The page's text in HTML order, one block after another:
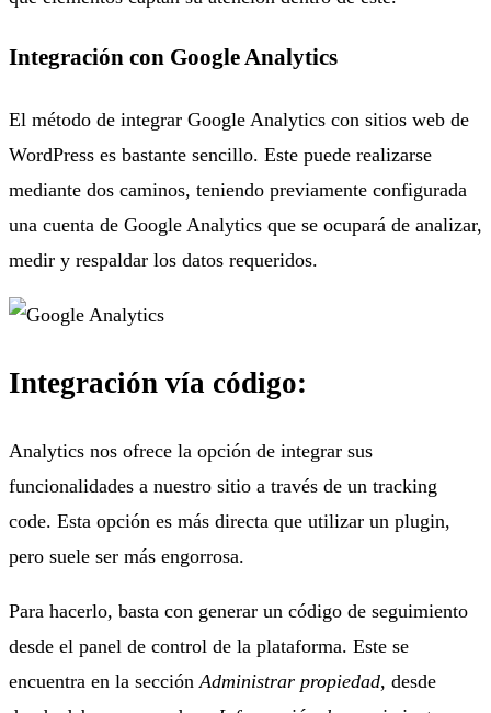
Integración con Google Analytics
El método de integrar Google Analytics con sitios web de
WordPress es bastante sencillo. Este puede realizarse
mediante dos caminos, teniendo previamente configurada
una cuenta de Google Analytics que se ocupará de analizar,
medir y respaldar los datos requeridos.
Integración vía código:
Analytics nos ofrece la opción de integrar sus
funcionalidades a nuestro sitio a través de un tracking
code. Esta opción es más directa que utilizar un plugin,
pero suele ser más engorrosa.
Para hacerlo, basta con generar un código de seguimiento
desde el panel de control de la plataforma. Este se
encuentra en la secciónAdministrar propiedad, desde